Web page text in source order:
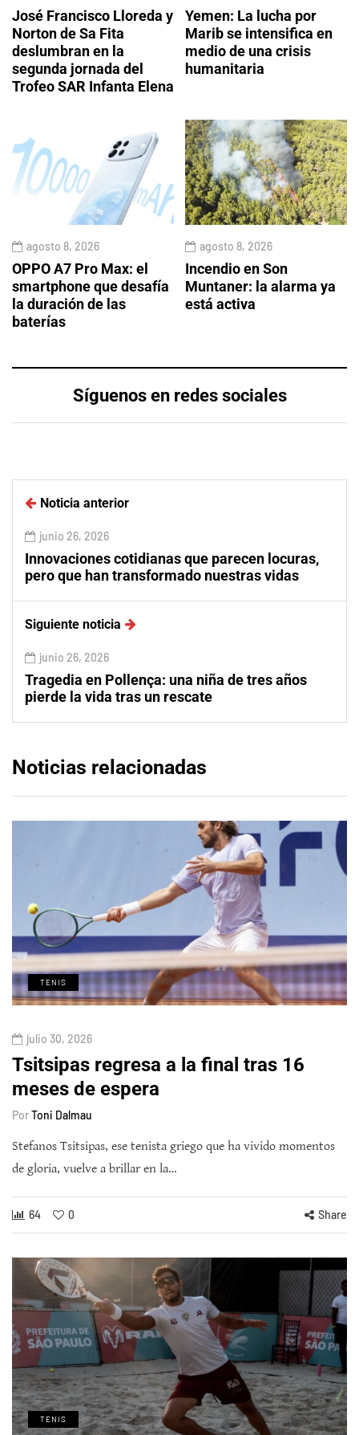
José Francisco Lloreda y
Norton de Sa Fita
deslumbran en la
segunda jornada del
Trofeo SAR Infanta Elena
Yemen: La lucha por
Marib se intensifica en
medio de una crisis
humanitaria
agosto 8, 2026
OPPO A7 Pro Max: el
smartphone que desafía
la duración de las
baterías
agosto 8, 2026
Incendio en Son
Muntaner: la alarma ya
está activa
Síguenos en redes sociales
Noticia anterior
junio 26, 2026
Innovaciones cotidianas que parecen locuras,
pero que han transformado nuestras vidas
Siguiente noticia
junio 26, 2026
Tragedia en Pollença: una niña de tres años
pierde la vida tras un rescate
Noticias relacionadas
TENIS
julio 30, 2026
Tsitsipas regresa a la final tras 16
meses de espera
PorToni Dalmau
Stefanos Tsitsipas, ese tenista griego que ha vivido momentos
de gloria, vuelve a brillar en la…
64 0 Share
TENIS